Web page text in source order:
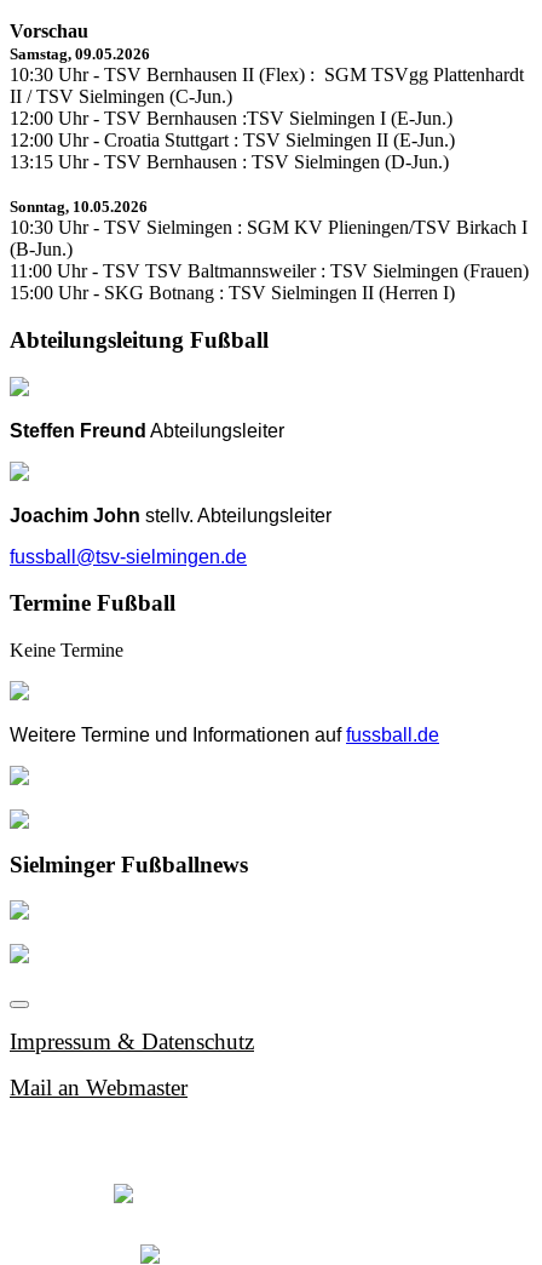
Vorschau
Samstag, 09.05.2026
10:30 Uhr - TSV Bernhausen II (Flex) : SGM TSVgg Plattenhardt
II / TSV Sielmingen (C-Jun.)
12:00 Uhr - TSV Bernhausen :TSV Sielmingen I (E-Jun.)
12:00 Uhr - Croatia Stuttgart : TSV Sielmingen II (E-Jun.)
13:15 Uhr - TSV Bernhausen : TSV Sielmingen (D-Jun.)
Sonntag, 10.05.2026
10:30 Uhr - TSV Sielmingen : SGM KV Plieningen/TSV Birkach I
(B-Jun.)
11:00 Uhr - TSV TSV Baltmannsweiler : TSV Sielmingen (Frauen)
15:00 Uhr - SKG Botnang : TSV Sielmingen II (Herren I)
Abteilungsleitung Fußball
Steffen Freund Abteilungsleiter
Joachim John stellv. Abteilungsleiter
fussball@tsv-sielmingen.de
Termine Fußball
Keine Termine
Weitere Termine und Informationen auffussball.de
Sielminger Fußballnews
Impressum & Datenschutz
Mail an Webmaster